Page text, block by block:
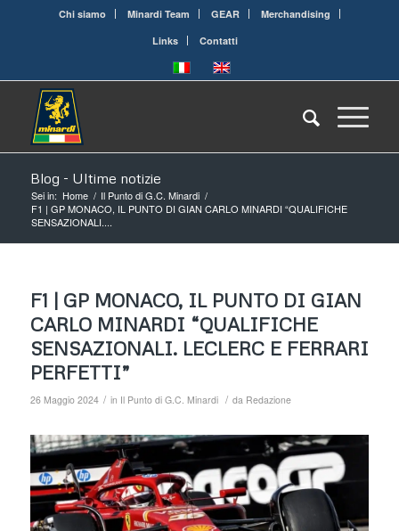
Chi siamo Minardi Team GEAR
Merchandising
Links
Contatti
Blog - Ultime notizie
Sei in: Home / Il Punto di G.C. Minardi /
F1 | GP MONACO, IL PUNTO DI GIAN CARLO MINARDI “QUALIFICHE
SENSAZIONALI....
F1 | GP MONACO, IL PUNTO DI GIAN
CARLO MINARDI “QUALIFICHE
SENSAZIONALI. LECLERC E FERRARI
PERFETTI”
26 Maggio 2024 / in Il Punto di G.C. Minardi / da Redazione